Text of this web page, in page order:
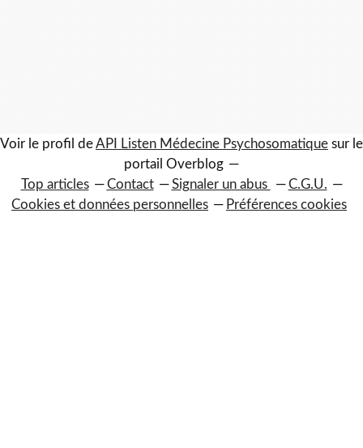
Voir le profil deAPI Listen Médecine Psychosomatique sur le
portail Overblog
Top articles
Contact Signaler un abus
C.G.U.
Cookies et données personnelles
Préférences cookies